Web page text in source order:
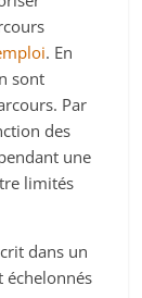
. En
sont
Par
des
une
limités
dans un
échelonnés